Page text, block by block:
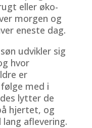
eller øko-
morgen og
eneste dag.
udvikler sig
hvor
er
med i
lytter de
hjertet, og
aflevering.